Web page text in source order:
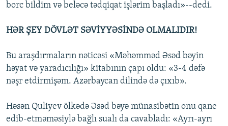
borc bildim və beləcə tədqiqat işlərim başladı»--dedi.
HƏR ŞEY DÖVLƏT SƏVİYYƏSİNDƏ OLMALIDIR!
Bu araşdırmaların nəticəsi «Məhəmməd Əsəd bəyin
həyat və yaradıcılığı» kitabının çapı oldu: «3-4 dəfə
nəşr etdirmişəm. Azərbaycan dilində də çıxıb».
Həsən Quliyev ölkədə Əsəd bəyə münasibətin onu qane
edib-etməməsiylə bağlı sualı da cavabladı: «Ayrı-ayrı